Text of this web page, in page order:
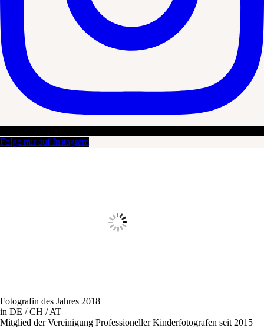
Folge mir auf Instagram
Fotografin des Jahres 2018
in DE / CH / AT
Mitglied der Vereinigung Professioneller Kinderfotografen seit 2015